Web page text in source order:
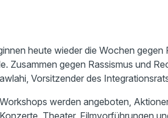
heute wieder die Wochen gegen
Zusammen gegen Rassismus und
Vorsitzender des
werden angeboten,